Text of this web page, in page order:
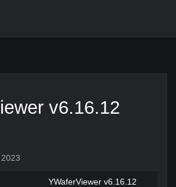
v6.16.12
YWaferViewer v6.16.12